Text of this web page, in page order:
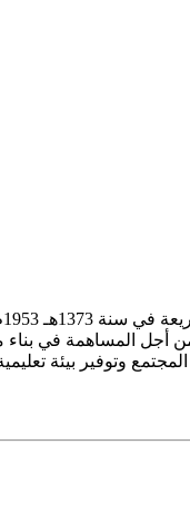
من أجل المساهمة في
وتوفير بيئة